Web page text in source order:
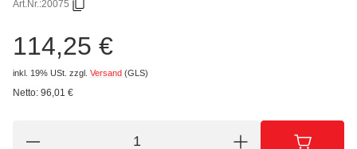
Art.Nr.:20075
114,25 €
inkl. 19% USt. zzgl. Versand (GLS)
Netto: 96,01 €